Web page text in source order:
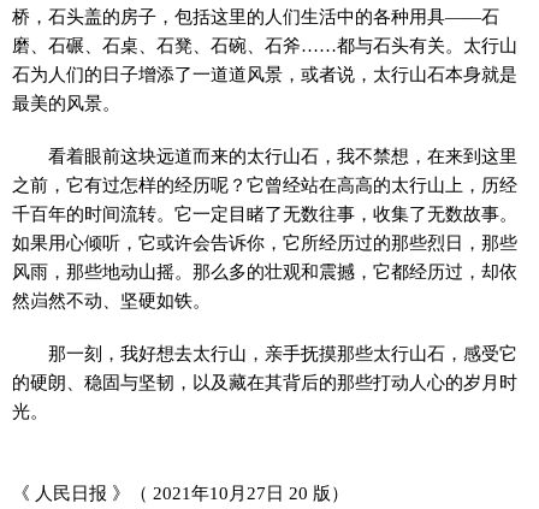
桥，石头盖的房子，包括这里的人们生活中的各种用具——石
磨、石碾、石桌、石凳、石碗、石斧……都与石头有关。太行山
石为人们的日子增添了一道道风景，或者说，太行山石本身就是
最美的风景。
看着眼前这块远道而来的太行山石，我不禁想，在来到这里
之前，它有过怎样的经历呢？它曾经站在高高的太行山上，历经
千百年的时间流转。它一定目睹了无数往事，收集了无数故事。
如果用心倾听，它或许会告诉你，它所经历过的那些烈日，那些
风雨，那些地动山摇。那么多的壮观和震撼，它都经历过，却依
然岿然不动、坚硬如铁。
那一刻，我好想去太行山，亲手抚摸那些太行山石，感受它
的硬朗、稳固与坚韧，以及藏在其背后的那些打动人心的岁月时
光。
《 人民日报 》（ 2021年10月27日 20 版）